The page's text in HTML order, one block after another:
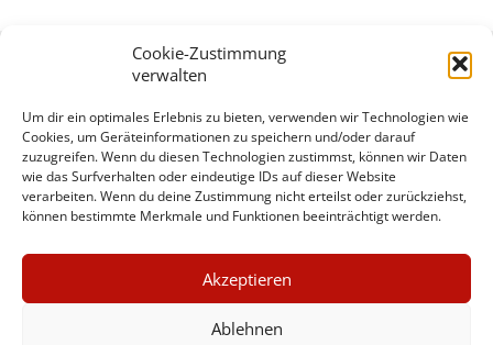
Cookie-Zustimmung
verwalten
Um dir ein optimales Erlebnis zu bieten, verwenden wir Technologien wie
Cookies, um Geräteinformationen zu speichern und/oder darauf
zuzugreifen. Wenn du diesen Technologien zustimmst, können wir Daten
wie das Surfverhalten oder eindeutige IDs auf dieser Website
verarbeiten. Wenn du deine Zustimmung nicht erteilst oder zurückziehst,
können bestimmte Merkmale und Funktionen beeinträchtigt werden.
Akzeptieren
Ablehnen
Mehr
© Copyright Hintergrund.de, 2015 - 2026
Zum Newsletter jetzt kostenlos
anmelden
erscheint ca. alle 4 Wochen
×